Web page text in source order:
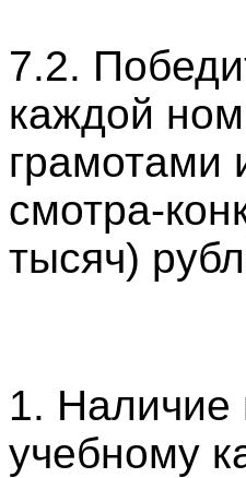
7.2.
каждой
грамотами
смотра-
тысяч)
1. Наличие
учебному